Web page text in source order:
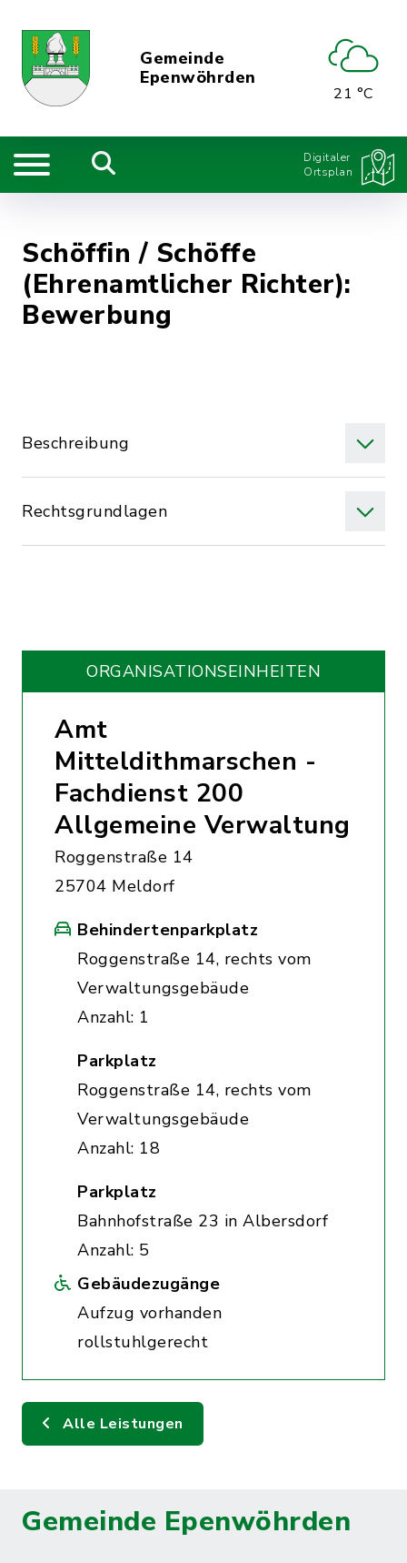
Gemeinde
Epenwöhrden
21 °C
Digitaler
Ortsplan
Schöffin / Schöffe
(Ehrenamtlicher Richter):
Bewerbung
Beschreibung
Rechtsgrundlagen
ORGANISATIONS­EINHEITEN
Amt
Mitteldithmarschen -
Fachdienst 200
Allgemeine Verwaltung
Roggenstraße 14
25704 Meldorf
Behindertenparkplatz
Roggenstraße 14, rechts vom
Verwaltungsgebäude
Anzahl: 1
Parkplatz
Roggenstraße 14, rechts vom
Verwaltungsgebäude
Anzahl: 18
Parkplatz
Bahnhofstraße 23 in Albersdorf
Anzahl: 5
Gebäudezugänge
Aufzug vorhanden
rollstuhlgerecht
Alle Leistungen
Gemeinde Epenwöhrden